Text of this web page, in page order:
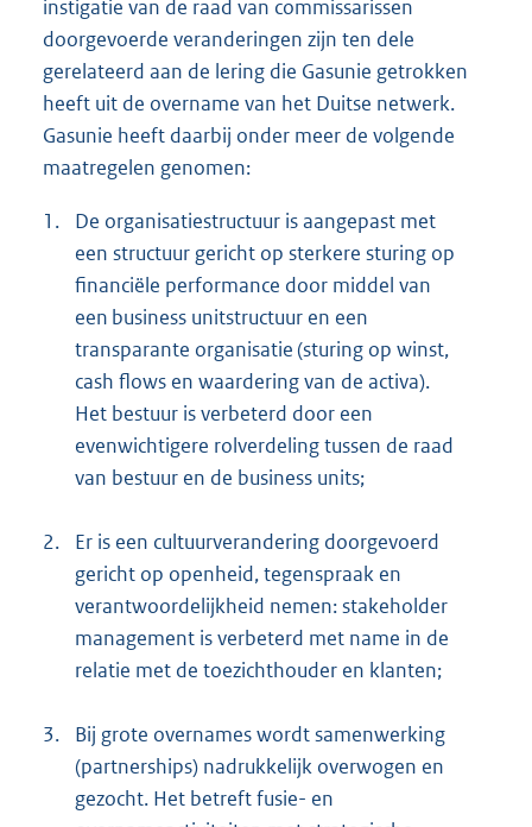
instigatie van de raad van commissarissen
doorgevoerde veranderingen zijn ten dele
gerelateerd aan de lering die Gasunie getrokken
heeft uit de overname van het Duitse netwerk.
Gasunie heeft daarbij onder meer de volgende
maatregelen genomen:
1.
De organisatiestructuur is aangepast met
een structuur gericht op sterkere sturing op
financiële performance door middel van
een business unitstructuur en een
transparante organisatie (sturing op winst,
cash flows en waardering van de activa).
Het bestuur is verbeterd door een
evenwichtigere rolverdeling tussen de raad
van bestuur en de business units;
2.
Er is een cultuurverandering doorgevoerd
gericht op openheid, tegenspraak en
verantwoordelijkheid nemen: stakeholder
management is verbeterd met name in de
relatie met de toezichthouder en klanten;
3.
Bij grote overnames wordt samenwerking
(partnerships) nadrukkelijk overwogen en
gezocht. Het betreft fusie- en